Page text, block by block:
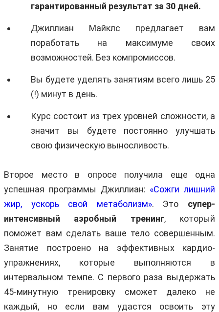
гарантированный результат за 30 дней.
Джиллиан Майклс предлагает вам
поработать на максимуме своих
возможностей. Без компромиссов.
Вы будете уделять занятиям всего лишь 25
(!) минут в день.
Курс состоит из трех уровней сложности, а
значит вы будете постоянно улучшать
свою физическую выносливость.
Второе место в опросе получила еще одна
успешная программы Джиллиан: «Сожги лишний
жир, ускорь свой метаболизм». Это супер-
интенсивный аэробный тренинг, который
поможет вам сделать ваше тело совершенным.
Занятие построено на эффективных кардио-
упражнениях, которые выполняются в
интервальном темпе. С первого раза выдержать
45-минутную тренировку сможет далеко не
каждый, но если вам удастся освоить эту